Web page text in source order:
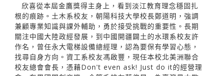
欣喜從本屆金鷹獎得主身上，看到淡江教育理念穩固扎
根的痕跡。土木系校友，朝陽科技大學校長鄭道明，強調
兼顧專業知識與課外輔助，勇於接受挑戰的重要性。長期
關注中國大陸政經發展，到中國開疆闢土的水環系校友許
作名，曾任永大電梯設備總經理，認為要保有學習心態，
找尋自身方向。資工系校友馮啟豐，現任本校北美洲聯合
校友總會會長，憑藉Don't even ask! Just do it的經營理